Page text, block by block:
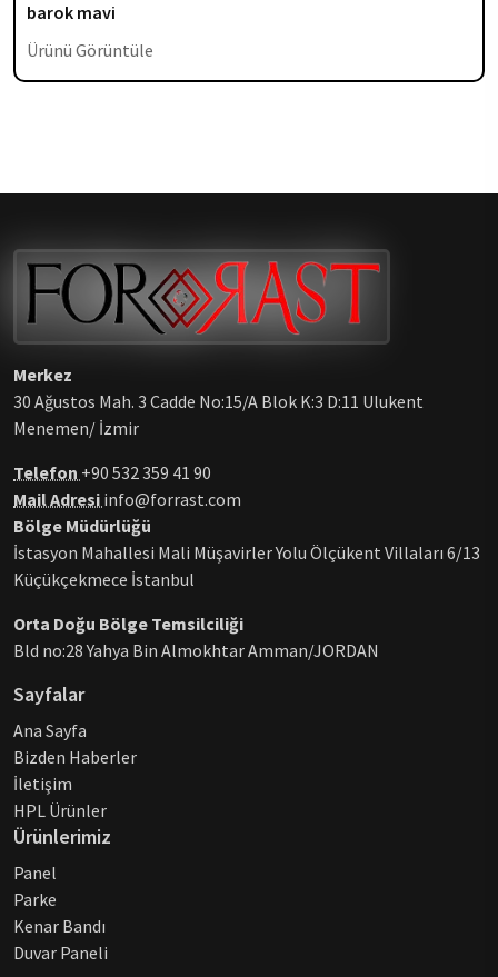
barok mavi
Ürünü Görüntüle
Merkez
30 Ağustos Mah. 3 Cadde No:15/A Blok K:3 D:11 Ulukent
Menemen/ İzmir
Telefon +90 532 359 41 90
Mail Adresi info@forrast.com
Bölge Müdürlüğü
İstasyon Mahallesi Mali Müşavirler Yolu Ölçükent Villaları 6/13
Küçükçekmece İstanbul
Orta Doğu Bölge Temsilciliği
Bld no:28 Yahya Bin Almokhtar Amman/JORDAN
Sayfalar
Ana Sayfa
Bizden Haberler
İletişim
HPL Ürünler
Ürünlerimiz
Panel
Parke
Kenar Bandı
Duvar Paneli